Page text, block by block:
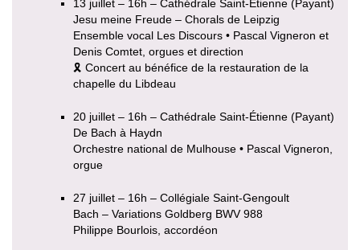
13 juillet – 16h – Cathédrale Saint-Étienne (Payant)
Jesu meine Freude – Chorals de Leipzig
Ensemble vocal Les Discours • Pascal Vigneron et
Denis Comtet, orgues et direction
🎗 Concert au bénéfice de la restauration de la
chapelle du Libdeau
20 juillet – 16h – Cathédrale Saint-Étienne (Payant)
De Bach à Haydn
Orchestre national de Mulhouse • Pascal Vigneron,
orgue
27 juillet – 16h – Collégiale Saint-Gengoult
Bach – Variations Goldberg BWV 988
Philippe Bourlois, accordéon